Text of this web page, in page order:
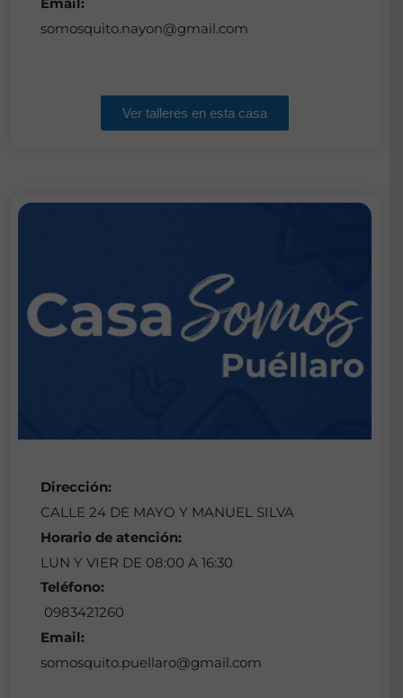
somosquito.nayon@gmail.com
Ver talleres en esta casa
Dirección:
CALLE 24 DE MAYO Y MANUEL SILVA
Horario de atención:
LUN Y VIER DE 08:00 A 16:30
Teléfono:
0983421260
Email:
somosquito.puellaro@gmail.com